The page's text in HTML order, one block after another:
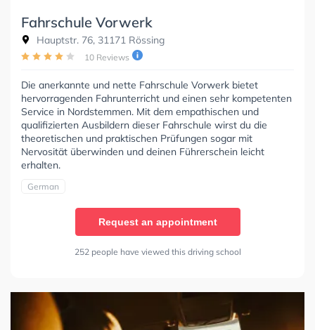
Fahrschule Vorwerk
Hauptstr. 76, 31171 Rössing
10 Reviews
Die anerkannte und nette Fahrschule Vorwerk bietet
hervorragenden Fahrunterricht und einen sehr kompetenten
Service in Nordstemmen. Mit dem empathischen und
qualifizierten Ausbildern dieser Fahrschule wirst du die
theoretischen und praktischen Prüfungen sogar mit
Nervosität überwinden und deinen Führerschein leicht
erhalten.
German
Request an appointment
252 people have viewed this driving school